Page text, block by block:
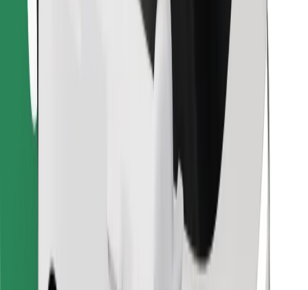
Descargar la app de Bolt
Encontrá tu comida favorita
Descargar la app de Bolt Food